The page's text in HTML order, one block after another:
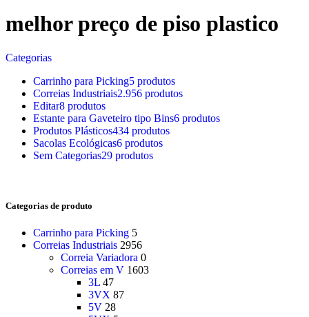
melhor preço de piso plastico
Categorias
Carrinho para Picking5 produtos
Correias Industriais2.956 produtos
Editar8 produtos
Estante para Gaveteiro tipo Bins6 produtos
Produtos Plásticos434 produtos
Sacolas Ecológicas6 produtos
Sem Categorias29 produtos
Categorias de produto
Carrinho para Picking 5
Correias Industriais 2956
Correia Variadora 0
Correias em V 1603
3L 47
3VX 87
5V 28